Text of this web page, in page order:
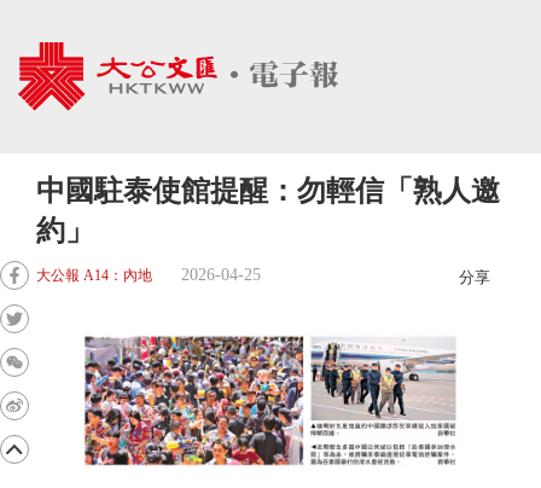
中國駐泰使館提醒：勿輕信「熟人邀
約」
大公報 A14：內地 2026-04-25 分享